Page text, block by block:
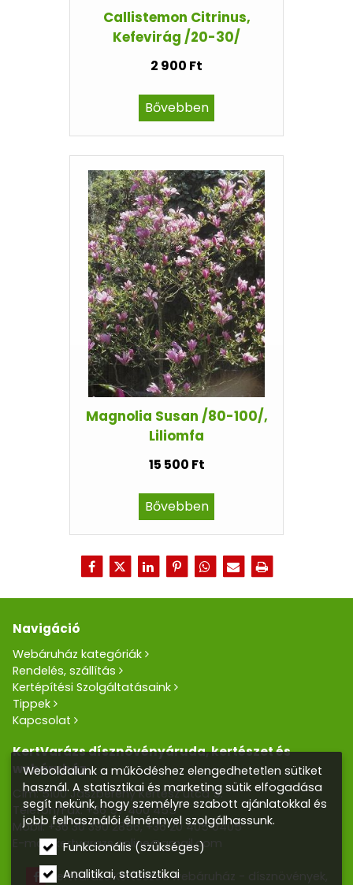
Callistemon Citrinus,
Kefevirág /20-30/
2 900 Ft
Bővebben
Magnolia Susan /80-100/,
Liliomfa
15 500 Ft
Bővebben
Navigáció
Webáruház kategóriák
Rendelés, szállítás
Kertépítési Szolgáltatásaink
Tippek
Kapcsolat
KertVarázs dísznövényáruda, kertészet és
webáruház
Cím: 5100 Jászberény Kertész utca 5.
Telefon/Fax: +36 57 400 455
Mobil:+36 30 390 2856,+36 20 405 0405
E-mail:kertvarazs.online@gmail.com
Kertvarázs Kertészeti webáruház - dísznövények,
Weboldalunk a működéshez elengedhetetlen sütiket
használ. A statisztikai és marketing sütik elfogadása
segít nekünk, hogy személyre szabott ajánlatokkal és
jobb felhasználói élménnyel szolgálhassunk.
Funkcionális (szükséges)
Analitikai, statisztikai